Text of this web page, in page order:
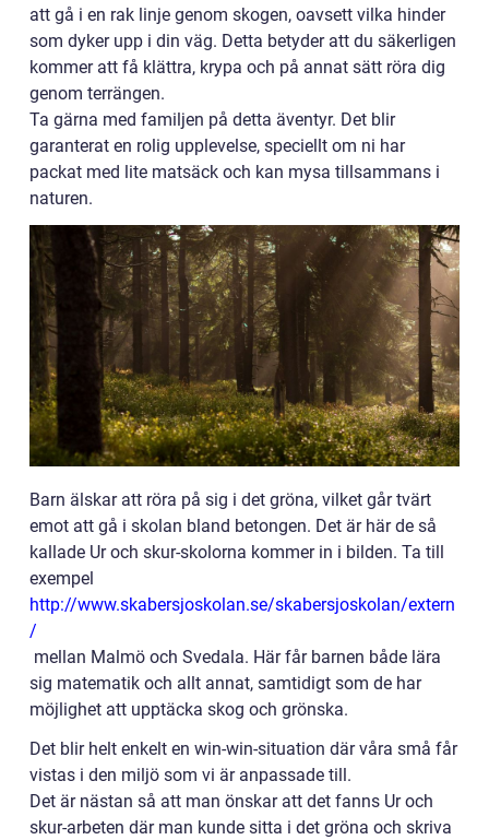
att gå i en rak linje genom skogen, oavsett vilka hinder
som dyker upp i din väg. Detta betyder att du säkerligen
kommer att få klättra, krypa och på annat sätt röra dig
genom terrängen.
Ta gärna med familjen på detta äventyr. Det blir
garanterat en rolig upplevelse, speciellt om ni har
packat med lite matsäck och kan mysa tillsammans i
naturen.
Barn älskar att röra på sig i det gröna, vilket går tvärt
emot att gå i skolan bland betongen. Det är här de så
kallade Ur och skur-skolorna kommer in i bilden. Ta till
exempel
http://www.skabersjoskolan.se/skabersjoskolan/extern
/
mellan Malmö och Svedala. Här får barnen både lära
sig matematik och allt annat, samtidigt som de har
möjlighet att upptäcka skog och grönska.
Det blir helt enkelt en win-win-situation där våra små får
vistas i den miljö som vi är anpassade till.
Det är nästan så att man önskar att det fanns Ur och
skur-arbeten där man kunde sitta i det gröna och skriva